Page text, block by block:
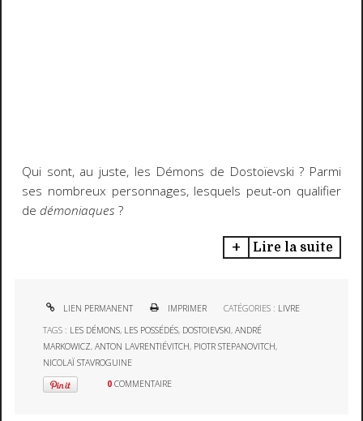
Qui sont, au juste, les Démons de Dostoïevski ? Parmi
ses nombreux personnages, lesquels peut-on qualifier
de démoniaques ?
Lire la suite
LIEN PERMANENT IMPRIMER CATÉGORIES : LIVRE
TAGS : LES DÉMONS, LES POSSÉDÉS, DOSTOIEVSKI,ANDRÉ
MARKOWICZ,ANTON LAVRENTIÉVITCH, PIOTR STEPANOVITCH,
NICOLAÏ STAVROGUINE
0 COMMENTAIRE